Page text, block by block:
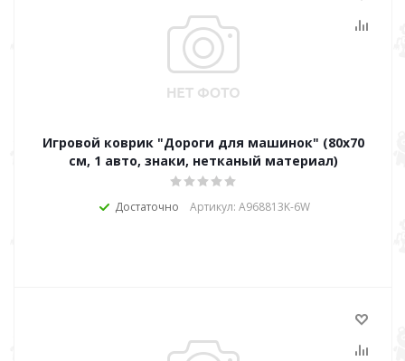
Игровой коврик "Дороги для машинок" (80х70
см, 1 авто, знаки, нетканый материал)
Достаточно Артикул: A968813K-6W